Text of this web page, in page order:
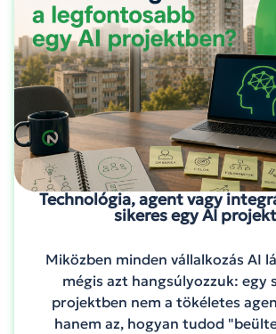
Technológia, agent vagy
sikeres egy AI
Miközben minden vállalkozás AI
mégis azt hangsúlyozzuk: egy
projektben nem a tökéletes
hanem az, hogyan tudod